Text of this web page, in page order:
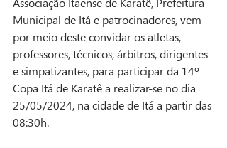
Municipal de Itá e patrocinadores, vem
por meio deste convidar os atletas,
professores, técnicos, árbitros, dirigentes
e simpatizantes, para participar da 14º
Copa Itá de Karatê a realizar-se no dia
25/05/2024, na cidade de Itá a partir das
08:30h.